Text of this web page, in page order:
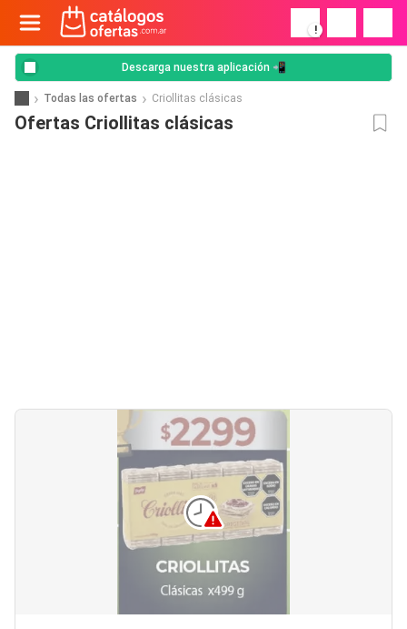
!
Descarga nuestra aplicación 📲
Todas las ofertas Criollitas clásicas
Ofertas Criollitas clásicas